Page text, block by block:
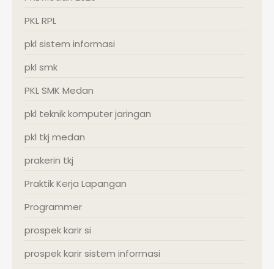
PKL RPL
pkl sistem informasi
pkl smk
PKL SMK Medan
pkl teknik komputer jaringan
pkl tkj medan
prakerin tkj
Praktik Kerja Lapangan
Programmer
prospek karir si
prospek karir sistem informasi